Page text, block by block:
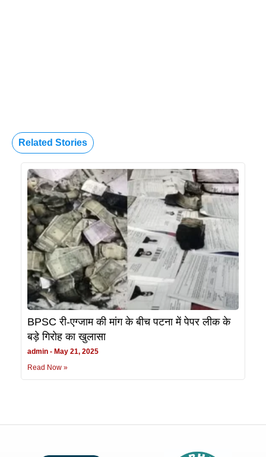
Related Stories
BPSC री-एग्जाम की मांग के बीच पटना में पेपर लीक के
बड़े गिरोह का खुलासा
admin
May 21, 2025
Read Now »